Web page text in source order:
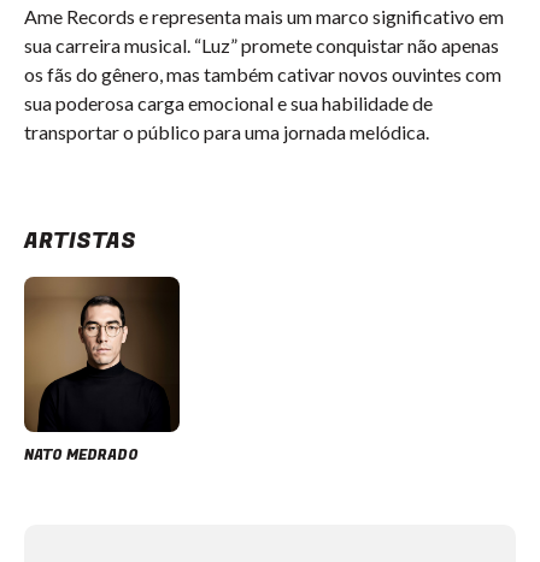
Ame Records e representa mais um marco significativo em
sua carreira musical. “Luz” promete conquistar não apenas
os fãs do gênero, mas também cativar novos ouvintes com
sua poderosa carga emocional e sua habilidade de
transportar o público para uma jornada melódica.
ARTISTAS
NATO MEDRADO